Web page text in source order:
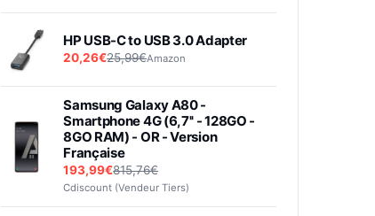
HP USB-C to USB 3.0 Adapter
20,26€25,99€Amazon
Samsung Galaxy A80 -
Smartphone 4G (6,7'' - 128GO -
8GO RAM) - OR - Version
Française
193,99€815,76€
Cdiscount (Vendeur Tiers)